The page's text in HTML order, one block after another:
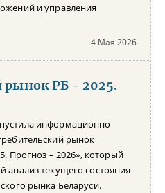
и управления
4 Мая 2026
рынок РБ - 2025.
информационно-
рынок
Прогноз – 2026», который
анализ текущего состояния
рынка Беларуси.